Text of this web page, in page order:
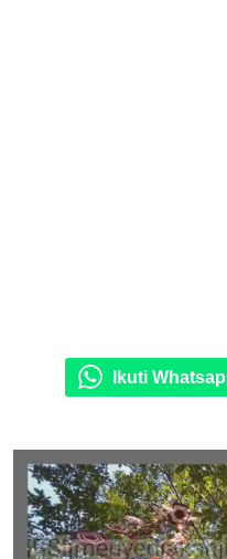
Ikuti